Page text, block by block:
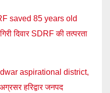
saved 85 years old
दिवार SDRF की तत्परता
aspirational district,
हरिद्वार जनपद